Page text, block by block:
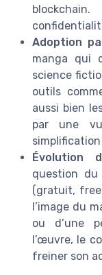
Adoption
manga qui
science
outils
aussi bien
par une
Évolution
question
(gratuit,
l’image du
ou d’une
l’œuvre, le
freiner son